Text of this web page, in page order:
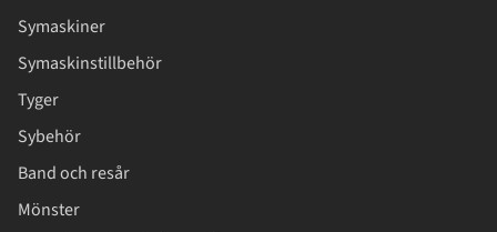
Symaskiner
Symaskinstillbehör
Tyger
Sybehör
Band och resår
Mönster